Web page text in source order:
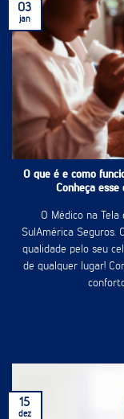
O que é e como
Conheça
O Médico na
SulAmérica Seguros.
qualidade pelo seu
de qualquer lugar!
03
jan
15
dez